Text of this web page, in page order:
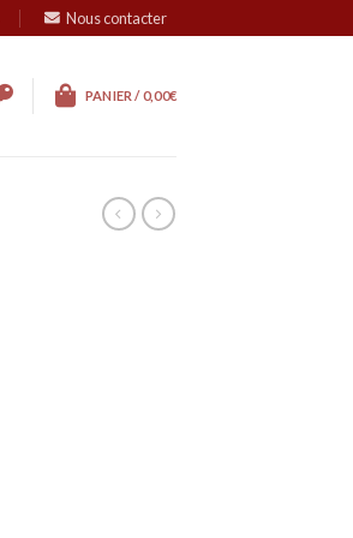
Nous contacter
PANIER /0,00€